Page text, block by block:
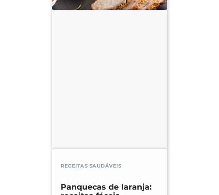
RECEITAS SAUDÁVEIS
Panquecas de laranja: